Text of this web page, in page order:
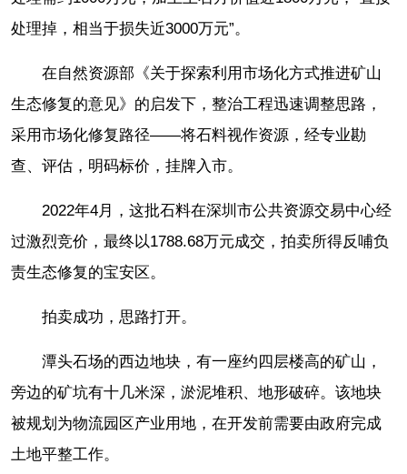
处理掉，相当于损失近3000万元”。
在自然资源部《关于探索利用市场化方式推进矿山
生态修复的意见》的启发下，整治工程迅速调整思路，
采用市场化修复路径——将石料视作资源，经专业勘
查、评估，明码标价，挂牌入市。
2022年4月，这批石料在深圳市公共资源交易中心经
过激烈竞价，最终以1788.68万元成交，拍卖所得反哺负
责生态修复的宝安区。
拍卖成功，思路打开。
潭头石场的西边地块，有一座约四层楼高的矿山，
旁边的矿坑有十几米深，淤泥堆积、地形破碎。该地块
被规划为物流园区产业用地，在开发前需要由政府完成
土地平整工作。